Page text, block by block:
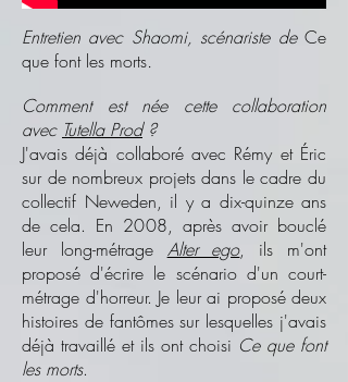
Entretien avec Shaomi, scénariste de Ce
que font les morts.
Comment est née cette collaboration
avec Tutella Prod?
J'avais déjà collaboré avec Rémy et Éric
sur de nombreux projets dans le cadre du
collectif Neweden, il y a dix-quinze ans
de cela. En 2008, après avoir bouclé
leur long-métrage Alter ego, ils m'ont
proposé d'écrire le scénario d'un court-
métrage d'horreur. Je leur ai proposé deux
histoires de fantômes sur lesquelles j'avais
déjà travaillé et ils ont choisi Ce que font
les morts.